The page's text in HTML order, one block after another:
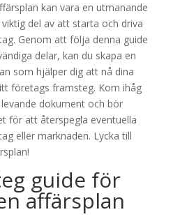
kan vara en utmanande
del av att starta och driva
Genom att följa denna guide
delar, kan du skapa en
som hjälper dig att nå dina
företags framsteg. Kom ihåg
dokument och bör
för att återspegla eventuella
eller marknaden. Lycka till
guide för
affärsplan